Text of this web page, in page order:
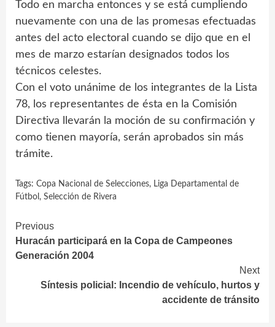
Todo en marcha entonces y se está cumpliendo
nuevamente con una de las promesas efectuadas
antes del acto electoral cuando se dijo que en el
mes de marzo estarían designados todos los
técnicos celestes.
Con el voto unánime de los integrantes de la Lista
78, los representantes de ésta en la Comisión
Directiva llevarán la moción de su confirmación y
como tienen mayoría, serán aprobados sin más
trámite.
Tags: Copa Nacional de Selecciones, Liga Departamental de
Fútbol , Selección de Rivera
Continue
Reading
Previous
Huracán participará en la Copa de Campeones
Generación 2004
Next
Síntesis policial: Incendio de vehículo, hurtos y
accidente de tránsito